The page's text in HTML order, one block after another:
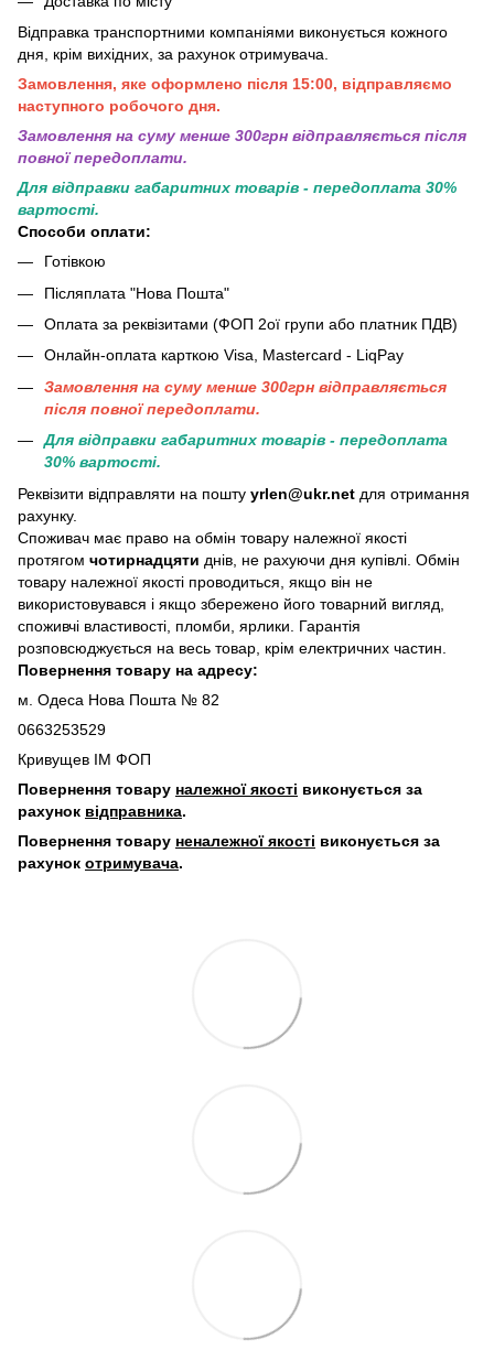
Відправка транспортними компаніями виконується кожного
дня, крім вихідних, за рахунок отримувача.
Замовлення, яке оформлено після 15:00, відправляємо
наступного робочого дня.
Замовлення на суму менше 300грн вiдправляється пiсля
повної передоплати.
Для відправки габаритних товарів - передоплата 30%
вартості.
Способи оплати:
Готівкою
Післяплата "Нова Пошта"
Оплата за реквізитами (ФОП 2ої групи або платник ПДВ)
Онлайн-оплата карткою Visa, Mastercard - LiqPay
Замовлення на суму менше 300грн вiдправляється
пiсля повної передоплати.
Для відправки габаритних товарів - передоплата
30% вартості.
Реквізити відправляти на пошту yrlen@ukr.net для отримання
рахунку.
Споживач має право на обмін товару належної якості
протягом чотирнадцяти днів, не рахуючи дня купівлі. Обмін
товару належної якості проводиться, якщо він не
використовувався і якщо збережено його товарний вигляд,
споживчі властивості, пломби, ярлики. Гарантія
розповсюджується на весь товар, крім електричних частин.
Повернення товару на адресу:
м. Одеса Нова Пошта № 82
0663253529
Кривущев ІМ ФОП
Повернення товару належної якості виконується за
рахунок відправника.
Повернення товару неналежної якості виконується за
рахунок отримувача.